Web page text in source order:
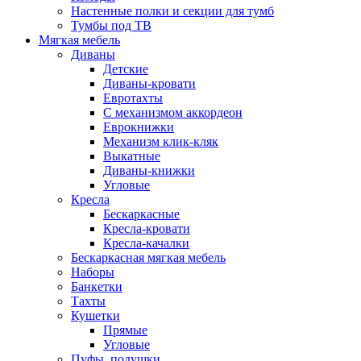
Настенные полки и секции для тумб
Тумбы под ТВ
Мягкая мебель
Диваны
Детские
Диваны-кровати
Евротахты
С механизмом аккордеон
Еврокнижки
Механизм клик-кляк
Выкатные
Диваны-книжки
Угловые
Кресла
Бескаркасные
Кресла-кровати
Кресла-качалки
Бескаркасная мягкая мебель
Наборы
Банкетки
Тахты
Кушетки
Прямые
Угловые